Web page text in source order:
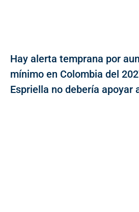
Hay alerta temprana por
mínimo en Colombia del
Espriella no debería apoyar